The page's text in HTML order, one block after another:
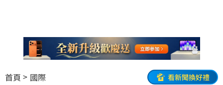
首頁 國際 看新聞換好禮